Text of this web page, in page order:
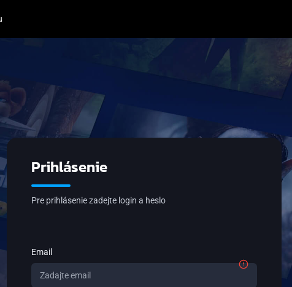
Prihlásenie
Pre prihlásenie zadejte login a heslo
Email